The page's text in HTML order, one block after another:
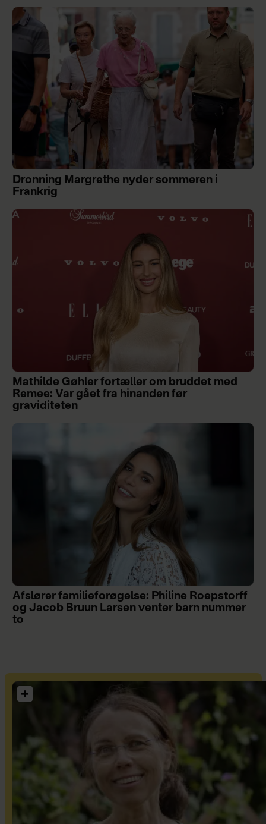
Dronning Margrethe nyder sommeren i
Frankrig
Mathilde Gøhler fortæller om bruddet med
Remee: Var gået fra hinanden før
graviditeten
Afslører familieforøgelse: Philine Roepstorff
og Jacob Bruun Larsen venter barn nummer
to